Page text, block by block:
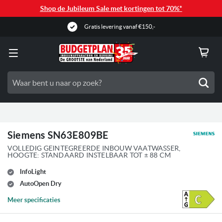
Shop de Jubileum Sale met kortingen tot 70%*
Gratis levering vanaf €150,-
Siemens SN63E809BE
VOLLEDIG GEINTEGREERDE INBOUW VAATWASSER,
HOOGTE: STANDAARD INSTELBAAR TOT ± 88 CM
InfoLight
AutoOpen Dry
Meer specificaties